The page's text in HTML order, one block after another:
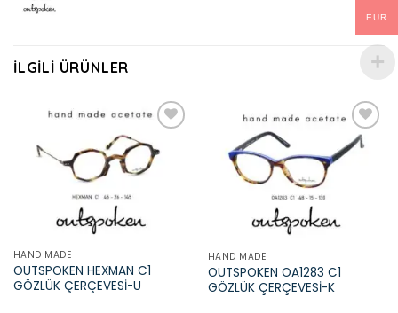
İLGILI ÜRÜNLER
Add to
HAND MADE
OUTSPOKEN HEXMAN C1
GÖZLÜK ÇERÇEVESİ-U
HAND MADE
OUTSPOKEN OA1283 C1
GÖZLÜK ÇERÇEVESİ-K
EUR